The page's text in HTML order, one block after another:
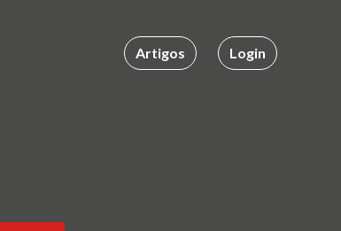
Artigos Login